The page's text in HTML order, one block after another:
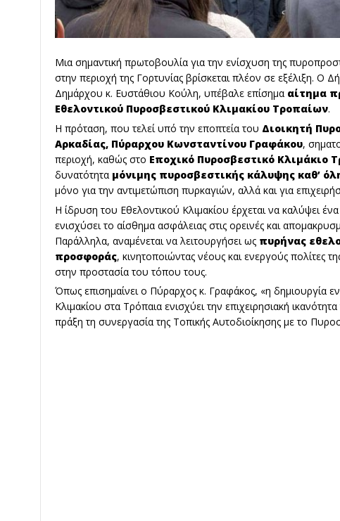
Μια σημαντική πρωτοβουλία για την ενίσχυση της
στην περιοχή της Γορτυνίας βρίσκεται πλέον σε εξέλιξη. Ο
Δημάρχου κ. Ευστάθιου Κούλη, υπέβαλε επίσημα αίτημα
Εθελοντικού Πυροσβεστικού Κλιμακίου Τροπαίων.
Η πρόταση, που τελεί υπό την εποπτεία του Διοικητή
Αρκαδίας, Πύραρχου Κωνσταντίνου Γραφάκου,
περιοχή, καθώς στο Εποχικό Πυροσβεστικό Κλιμάκιο
δυνατότητα μόνιμης πυροσβεστικής κάλυψης καθ’
μόνο για την αντιμετώπιση πυρκαγιών, αλλά και για
Η ίδρυση του Εθελοντικού Κλιμακίου έρχεται να καλύψει
ενισχύσει το αίσθημα ασφάλειας στις ορεινές και
Παράλληλα, αναμένεται να λειτουργήσει ως πυρήνας
προσφοράς, κινητοποιώντας νέους και ενεργούς πολίτες
στην προστασία του τόπου τους.
Όπως επισημαίνει ο Πύραρχος κ. Γραφάκος, «η δημιουργία
Κλιμακίου στα Τρόπαια ενισχύει την επιχειρησιακή
πράξη τη συνεργασία της Τοπικής Αυτοδιοίκησης με το